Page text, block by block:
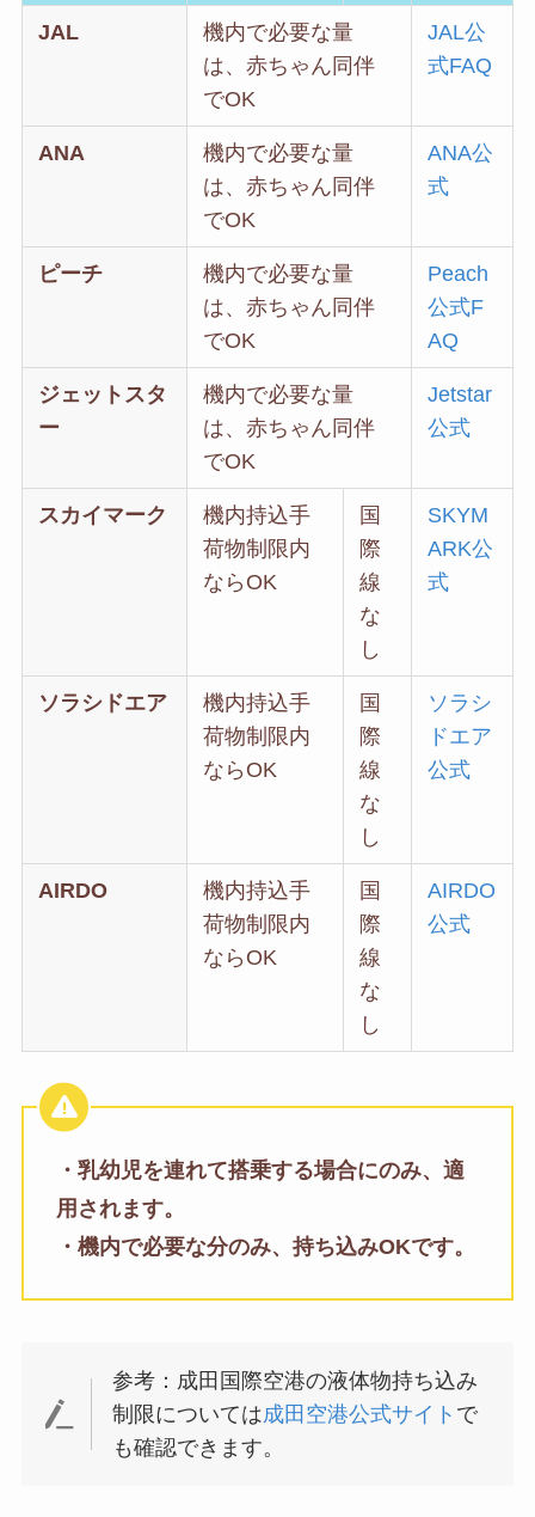
JAL
機内で必要な量
は、赤ちゃん同伴
でOK
JAL公
式FAQ
ANA
機内で必要な量
は、赤ちゃん同伴
でOK
ANA公
式
ピーチ
機内で必要な量
は、赤ちゃん同伴
でOK
Peach
公式F
AQ
ジェットスタ
ー
機内で必要な量
は、赤ちゃん同伴
でOK
Jetstar
公式
スカイマーク
機内持込手
荷物制限内
ならOK
国
際
線
な
し
SKYM
ARK公
式
ソラシドエア
機内持込手
荷物制限内
ならOK
国
際
線
な
し
ソラシ
ドエア
公式
AIRDO
機内持込手
荷物制限内
ならOK
国
際
線
な
し
AIRDO
公式
・乳幼児を連れて搭乗する場合にのみ、適
用されます。
・機内で必要な分のみ、持ち込みOKです。
参考：成田国際空港の液体物持ち込み
制限については成田空港公式サイト で
も確認できます。